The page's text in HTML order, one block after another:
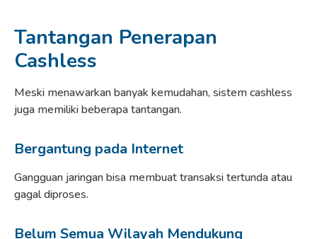
Tantangan Penerapan
Cashless
Meski menawarkan banyak kemudahan, sistem cashless
juga memiliki beberapa tantangan.
Bergantung pada Internet
Gangguan jaringan bisa membuat transaksi tertunda atau
gagal diproses.
Belum Semua Wilayah Mendukung